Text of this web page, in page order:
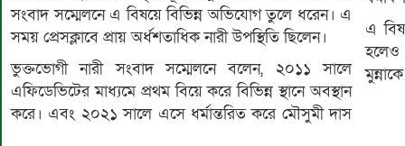
সংবাদ সম্মেলনে এ বিষয়ে বিভিন্ন অভিযোগ তুলে ধরেন। এ
সময় প্রেসক্লাবে প্রায় অর্ধশতাধিক নারী উপস্থিতি ছিলেন।
ভুক্তভোগী নারী সংবাদ সম্মেলনে বলেন, ২০১১ সালে
এফিডেভিটের মাধ্যমে প্রথম বিয়ে করে বিভিন্ন স্থানে অবস্থান
করে। এবং ২০২১ সালে এসে ধর্মান্তরিত করে মৌসুমী দাস
এ
হলেও